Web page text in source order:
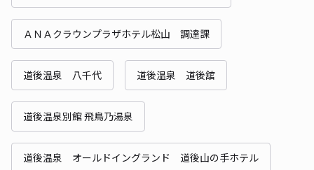
ＡＮＡクラウンプラザホテル松山 調達課
道後温泉 八千代 道後温泉 道後舘
道後温泉別館 飛鳥乃湯泉
道後温泉 オールドイングランド 道後山の手ホテル